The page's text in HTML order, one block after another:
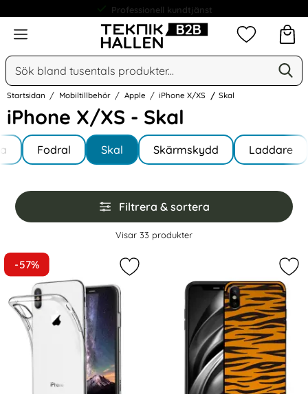
Meny
Sök
Sök på Narse Group AB
Mina
Startsidan Mobiltillbehör Apple iPhone X/XS Skal
iPhone X/XS - Skal
Hoppa
till
produkter
Underkategorier
XS Fodral Skal Skärmskydd Laddare
Hoppa
över
filtersektionen
Filtrera & sortera
Filtrera & sortera
Visar 33 produkter
produktlista
-57%
Markera iPhone X/Xs -